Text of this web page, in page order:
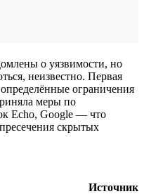
о уязвимости, но
неизвестно. Первая
ограничения
меры по
Echo, Google — что
скрытых
Источник